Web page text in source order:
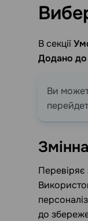
В секції
Додано
Ви
Змінна
Перевіряє
до